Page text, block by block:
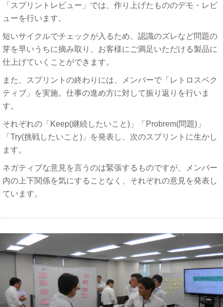
「スプリントレビュー」では、作り上げたもののデモ・レビ
ューを行います。
短いサイクルでチェックが入るため、認識のズレなど問題の
芽を早いうちに摘み取り、お客様にご満足いただける製品に
仕上げていくことができます。
また、スプリントの終わりには、メンバーで「レトロスペク
ティブ」を実施。仕事の進め方に対して振り返りを行いま
す。
それぞれの「Keep(継続したいこと)」「Probrem(問題)」
「Try(挑戦したいこと)」を発表し、次のスプリントに生かし
ます。
ネガティブな意見を言うのは緊張するものですが、メンバー
内の上下関係を気にすることなく、それぞれの意見を発表し
ています。